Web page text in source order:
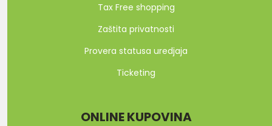
Tax Free shopping
Zaštita privatnosti
Provera statusa uredjaja
Ticketing
ONLINE KUPOVINA